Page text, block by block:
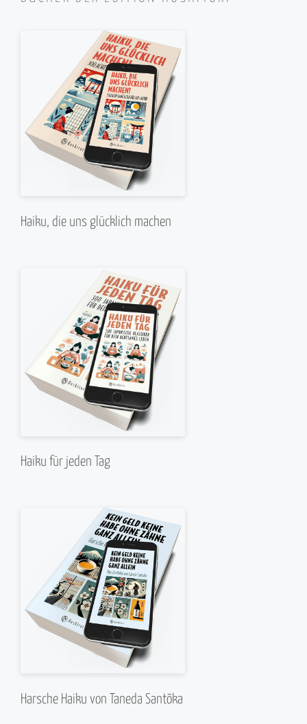
Haiku, die uns glücklich machen
Haiku für jeden Tag
Harsche Haiku von Taneda Santōka